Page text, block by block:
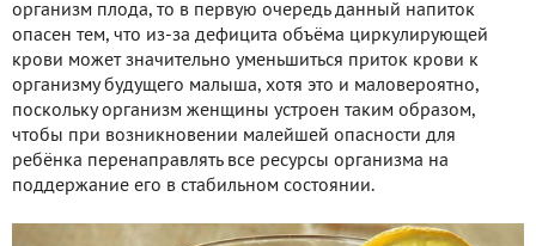
организм плода, то в первую очередь данный напиток
опасен тем, что из-за дефицита объёма циркулирующей
крови может значительно уменьшиться приток крови к
организму будущего малыша, хотя это и маловероятно,
поскольку организм женщины устроен таким образом,
чтобы при возникновении малейшей опасности для
ребёнка перенаправлять все ресурсы организма на
поддержание его в стабильном состоянии.